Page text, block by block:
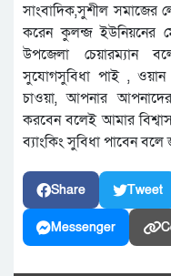
সাংবাদিক,সুশীল সমাজের
করেন কুলন্জ ইউনিয়নের
উপজেলা চেয়ারম্যান
সুযোগসুবিধা পাই , ওয়ান
চাওয়া, আপনার
করবেন বলেই আমার
ব্যাংকিং সুবিধা পাবেন বলে
Share Tweet
Messenger